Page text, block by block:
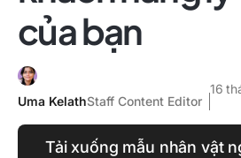
của bạn
Uma KelathStaff Content Editor
16
Tải xuống mẫu nhân vật